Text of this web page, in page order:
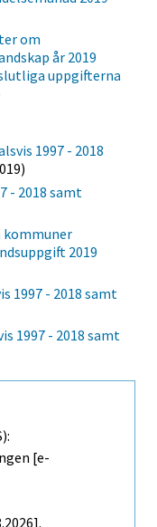
om
år 2019
uppgifterna
1997 - 2018
- 2018 samt
2019
1997 - 2018 samt
1997 - 2018 samt
[e-